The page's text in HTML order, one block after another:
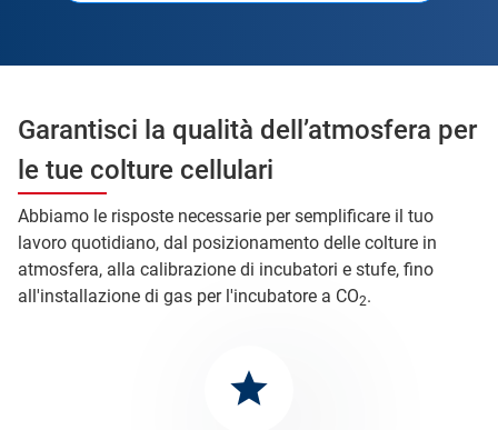
Garantisci la qualità dell’atmosfera per
le tue colture cellulari
Abbiamo le risposte necessarie per semplificare il tuo
lavoro quotidiano, dal posizionamento delle colture in
atmosfera, alla calibrazione di incubatori e stufe, fino
all'installazione di gas per l'incubatore a CO2.